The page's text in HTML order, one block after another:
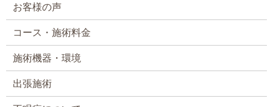
お客様の声
コース・施術料金
施術機器・環境
出張施術